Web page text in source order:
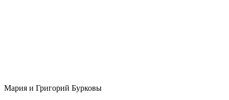
Мария и Григорий Бурковы